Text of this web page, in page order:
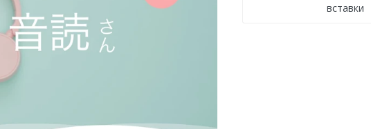
вставки